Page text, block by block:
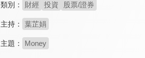
類別： 財經 投資 股票/證券
主持： 葉芷娟
主題： Money